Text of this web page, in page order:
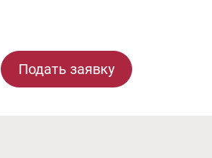
Подать заявку